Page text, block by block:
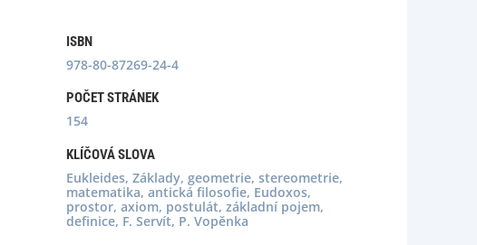
ISBN
978-80-87269-24-4
POČET STRÁNEK
154
KLÍČOVÁ SLOVA
Eukleides, Základy, geometrie, stereometrie,
matematika, antická filosofie, Eudoxos,
prostor, axiom, postulát, základní pojem,
definice, F. Servít, P. Vopěnka